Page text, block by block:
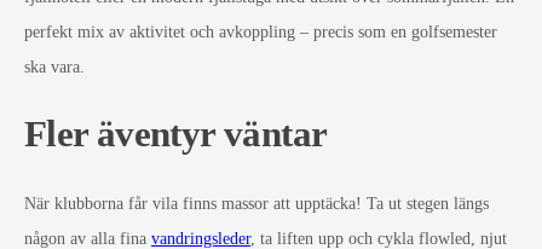
perfekt mix av aktivitet och avkoppling – precis som en golfsemester
ska vara.
Fler äventyr väntar
När klubborna får vila finns massor att upptäcka! Ta ut stegen längs
någon av alla fina vandringsleder, ta liften upp och cykla flowled, njut